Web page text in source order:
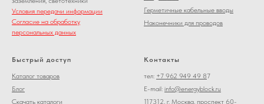
Условия передачи информации
Согласие на обработку
персональных данных
Герметичные кабельные вводы
Наконечники для проводов
Быстрый доступ
Каталог товаров
Блог
Скачать каталоги
Контакты
тел: +7 962 949 49 87
E-mail: info@energyblock.ru
117312, г. Москва, проспект 60-